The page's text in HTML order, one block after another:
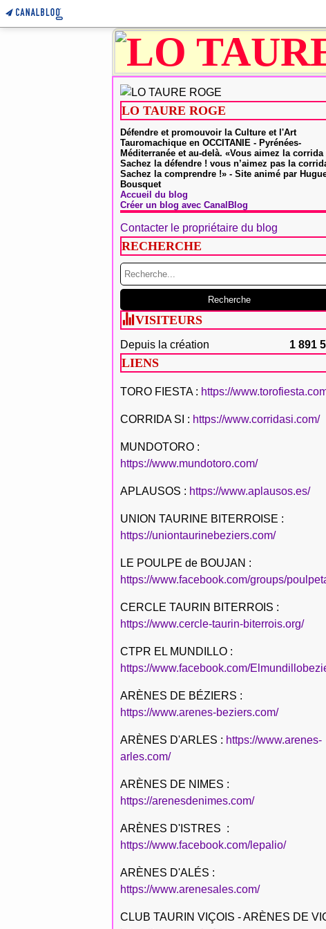
LO TAURE ROGE
Défendre et promouvoir la Culture et l'Art
Tauromachique en OCCITANIE - Pyrénées-
Méditerranée et au-delà. «Vous aimez la corrida
Sachez la défendre ! vous n’aimez pas la
Sachez la comprendre !» - Site animé par
Bousquet
Accueil du blog
Créer un blog avec CanalBlog
Contacter le propriétaire du blog
RECHERCHE
VISITEURS
Depuis la création 1 891
LIENS
TORO FIESTA : https://
CORRIDA SI : https://www.corridasi.com/
MUNDOTORO :
https://www.mundotoro.com/
APLAUSOS : https://www.aplausos.es/
UNION TAURINE BITERROISE :
https://uniontaurinebeziers.com/
LE POULPE de BOUJAN :
https://www.facebook.com/groups/
CERCLE TAURIN BITERROIS :
https://www.cercle-taurin-biterrois.org/
CTPR EL MUNDILLO :
https://www.facebook.com/
ARÈNES DE BÉZIERS :
https://www.arenes-beziers.com/
ARÈNES D'ARLES : https://www.arenes-
arles.com/
ARÈNES DE NIMES :
https://arenesdenimes.com/
ARÈNES D'ISTRES :
https://www.facebook.com/lepalio/
ARÈNES D'ALÉS :
https://www.arenesales.com/
CLUB TAURIN VIÇOIS - ARÈNES DE